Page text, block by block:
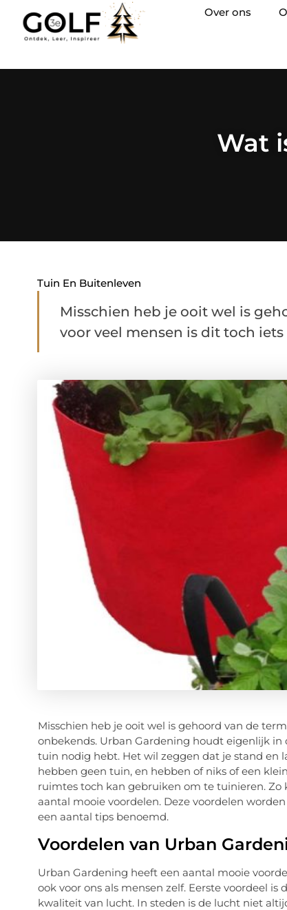
Over ons
Wat
Tuin En Buitenleven
Misschien heb je ooit wel is
voor veel mensen is dit toch iets
Misschien heb je ooit wel is gehoord van de
onbekends. Urban Gardening houdt eigenlijk
tuin nodig hebt. Het wil zeggen dat je stand en
hebben geen tuin, en hebben of niks of een
ruimtes toch kan gebruiken om te tuinieren.
aantal mooie voordelen. Deze voordelen
een aantal tips benoemd.
Voordelen van Urban
Urban Gardening heeft een aantal mooie
ook voor ons als mensen zelf. Eerste voordeel
kwaliteit van lucht. In steden is de lucht niet